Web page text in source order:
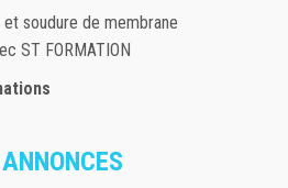
soudure de membrane
ST FORMATION